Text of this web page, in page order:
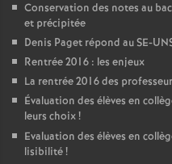
Conservation des notes au
et précipitée
Denis Paget répond au SE-
Rentrée 2016 : les enjeux
La rentrée 2016 des
Évaluation des élèves en
leurs choix!
Evaluation des élèves en
lisibilité!